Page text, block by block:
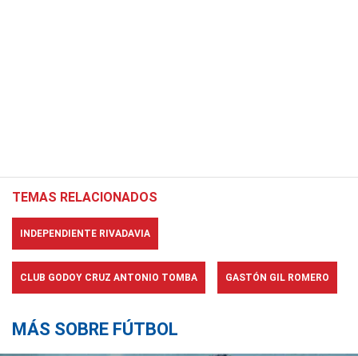
TEMAS RELACIONADOS
INDEPENDIENTE RIVADAVIA
CLUB GODOY CRUZ ANTONIO TOMBA GASTÓN GIL ROMERO
MÁS SOBRE FÚTBOL